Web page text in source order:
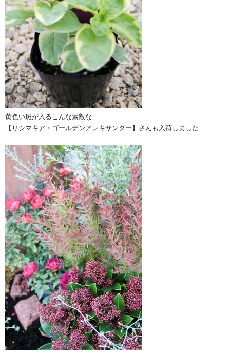
黄色い斑が入るこんな素敵な
【リシマキア・ゴールデンアレキサンダー】さんも入荷しました